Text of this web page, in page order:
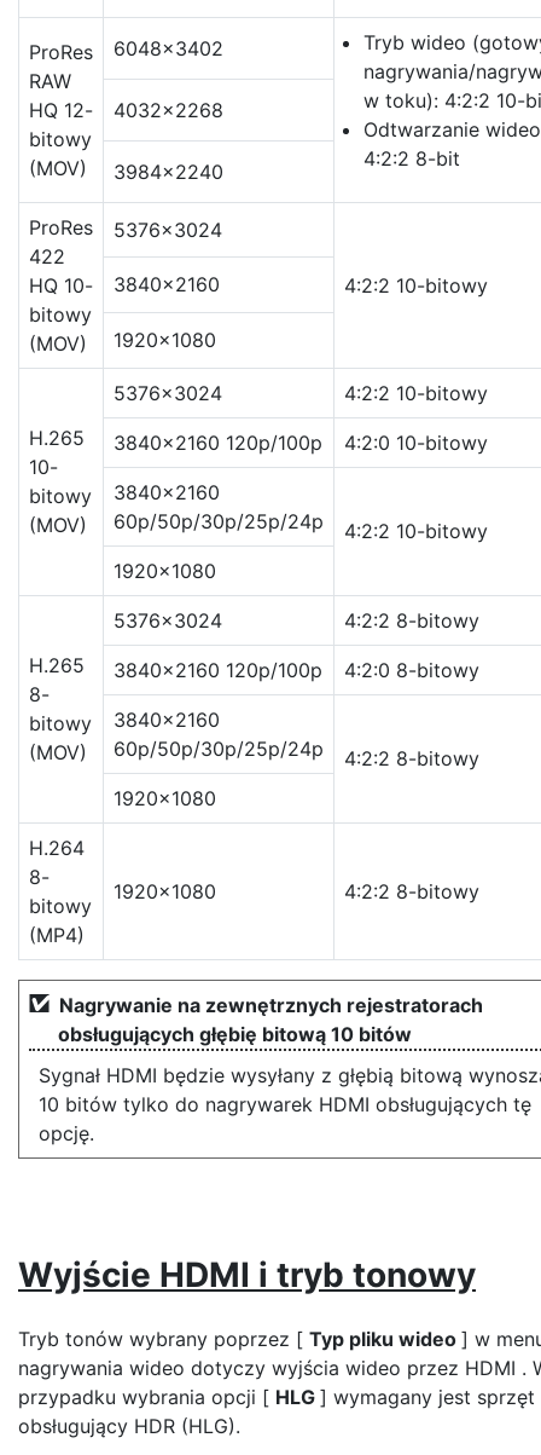
ProRes
RAW
HQ 12-
bitowy
(MOV)
6048×3402
Tryb wideo
nagrywania/
w toku): 4:2:2 10-
Odtwarzanie
4:2:2 8-bit
4032×2268
3984×2240
ProRes
422
HQ 10-
bitowy
(MOV)
5376×3024
4:2:2 10-bitowy
3840×2160
1920×1080
H.265
10-
bitowy
(MOV)
5376×3024 4:2:2 10-bitowy
3840×2160 120p/100p 4:2:0 10-bitowy
3840×2160
60p/50p/30p/25p/24p
4:2:2 10-bitowy
1920×1080
H.265
8-
bitowy
(MOV)
5376×3024 4:2:2 8-bitowy
3840×2160 120p/100p 4:2:0 8-bitowy
3840×2160
60p/50p/30p/25p/24p
4:2:2 8-bitowy
1920×1080
H.264
8-
bitowy
(MP4)
1920×1080 4:2:2 8-bitowy
Nagrywanie na zewnętrznych rejestratorach
obsługujących głębię bitową 10 bitów
Sygnał HDMI będzie wysyłany z głębią bitową
10 bitów tylko do nagrywarek HDMI obsługujących tę
opcję.
Wyjście HDMI i tryb tonowy
Tryb tonów wybrany poprzez [ Typ pliku wideo ] w
nagrywania wideo dotyczy wyjścia wideo przez HDMI .
przypadku wybrania opcji [ HLG ] wymagany jest sprzęt
obsługujący HDR (HLG).